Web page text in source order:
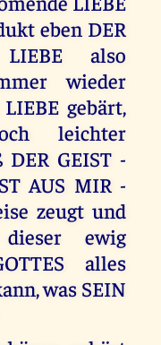
eben DER
also
wieder
gebärt,
leichter
GEIST -
AUS MIR -
zeugt und
ewig
alles
was SEIN